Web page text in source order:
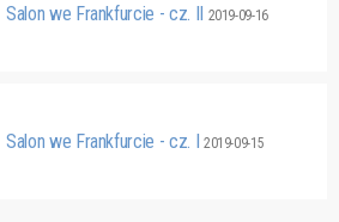
Salon we Frankfurcie - cz. II 2019-09-16
Salon we Frankfurcie - cz. I 2019-09-15